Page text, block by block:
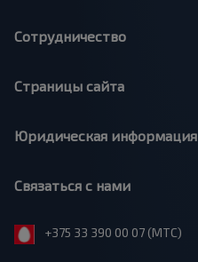
Сотрудничество
Страницы сайта
Юридическая информация
Связаться с нами
+375 33 390 00 07 (МТС)